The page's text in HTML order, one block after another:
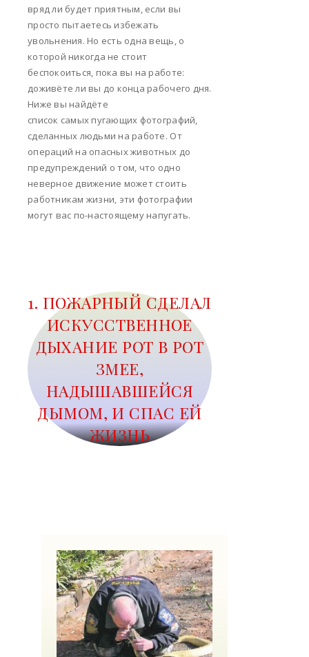
вряд ли будет приятным, если вы
просто пытаетесь избежать
увольнения. Но есть одна вещь, о
которой никогда не стоит
беспокоиться, пока вы на работе:
доживёте ли вы до конца рабочего дня.
Ниже вы найдёте
список самых пугающих фотографий,
сделанных людьми на работе. От
операций на опасных животных до
предупреждений о том, что одно
неверное движение может стоить
работникам жизни, эти фотографии
могут вас по-настоящему напугать.
1. ПОЖАРНЫЙ СДЕЛАЛ
ИСКУССТВЕННОЕ
ДЫХАНИЕ РОТ В РОТ
ЗМЕЕ,
НАДЫШАВШЕЙСЯ
ДЫМОМ, И СПАС ЕЙ
ЖИЗНЬ